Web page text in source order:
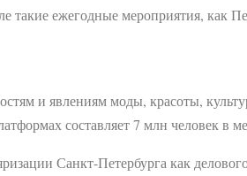
ежегодные мероприятия, как
и явлениям моды, красоты,
составляет 7 млн человек в
Санкт-Петербурга как